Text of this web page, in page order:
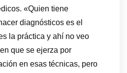
«Quien tiene
diagnósticos es el
la práctica y ahí no veo
que se ejerza por
en esas técnicas, pero